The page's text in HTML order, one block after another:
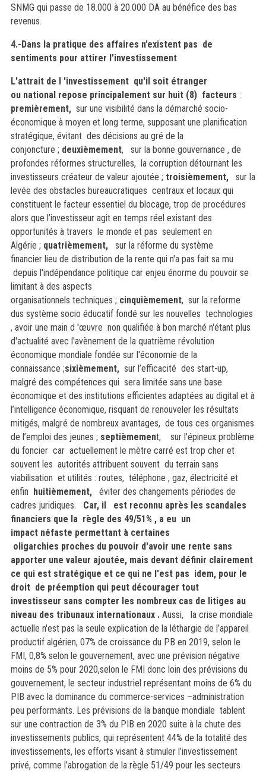
SNMG qui passe de 18.000 à 20.000 DA au bénéfice des bas
revenus.
4.-Dans la pratique des affaires n’existent pas de
sentiments pour attirer l’investissement
L'attrait de l 'investissement qu'il soit étranger
ou national repose principalement sur huit (8) facteurs :
premièrement, sur une visibilité dans la démarché socio-
économique à moyen et long terme, supposant une planification
stratégique, évitant des décisions au gré de la
conjoncture ; deuxièmement, sur la bonne gouvernance , de
profondes réformes structurelles, la corruption détournant les
investisseurs créateur de valeur ajoutée ; troisièmement,sur la
levée des obstacles bureaucratiques centraux et locaux qui
constituent le facteur essentiel du blocage, trop de procédures
alors que l’investisseur agit en temps réel existant des
opportunités à travers le monde et pas seulement en
Algérie ; quatrièmement,sur la réforme du système
financier lieu de distribution de la rente qui n'a pas fait sa mu
depuis l'indépendance politique car enjeu énorme du pouvoir se
limitant à des aspects
organisationnels techniques ; cinquièmement, sur la reforme
dus système socio éducatif fondé sur les nouvelles technologies
, avoir une main d 'œuvre non qualifiée à bon marché n'étant plus
d'actualité avec l'avènement de la quatrième révolution
économique mondiale fondée sur l'économie de la
connaissance ;sixièmement,sur l’efficacité des start-up,
malgré des compétences qui sera limitée sans une base
économique et des institutions efficientes adaptées au digital et à
l’intelligence économique, risquant de renouveler les résultats
mitigés, malgré de nombreux avantages, de tous ces organismes
de l’emploi des jeunes ; septièmement, sur l'épineux problème
du foncier car actuellement le mètre carré est trop cher et
souvent les autorités attribuent souvent du terrain sans
viabilisation et utilités : routes, téléphone , gaz, électricité et
enfin huitièmement,
éviter des changements périodes de
cadres juridiques. Car, il est reconnu après les scandales
financiers que la règle des 49/51% , a eu un
impact néfaste permettant à certaines
oligarchies proches du pouvoir d'avoir une rente sans
apporter une valeur ajoutée, mais devant définir clairement
ce qui est stratégique et ce qui ne l'est pas idem, pour le
droit de préemption qui peut décourager tout
investisseur sans compter les nombreux cas de litiges au
niveau des tribunaux internationaux .Aussi, la crise mondiale
actuelle n'est pas la seule explication de la léthargie de l’appareil
productif algérien, 07% de croissance du PB en 2019, selon le
FMI, 0,8% selon le gouvernement, avec une prévision négative
moins de 5% pour 2020,selon le FMI donc loin des prévisions du
gouvernement, le secteur industriel représentant moins de 6% du
PIB avec la dominance du commerce-services –administration
peu performants. Les prévisions de la banque mondiale tablent
sur une contraction de 3% du PIB en 2020 suite à la chute des
investissements publics, qui représentent 44% de la totalité des
investissements, les efforts visant à stimuler l’investissement
privé, comme l’abrogation de la règle 51/49 pour les secteurs